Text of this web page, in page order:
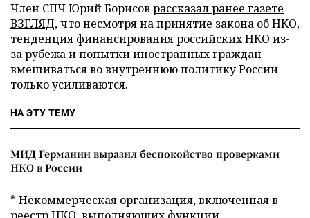
Член СПЧ Юрий Борисов рассказал ранее газете
ВЗГЛЯД, что несмотря на принятие закона об НКО,
тенденция финансирования российских НКО из-
за рубежа и попытки иностранных граждан
вмешиваться во внутреннюю политику России
только усиливаются.
НА ЭТУ ТЕМУ
МИД Германии выразил беспокойство проверками
НКО в России
* Некоммерческая организация, включенная в